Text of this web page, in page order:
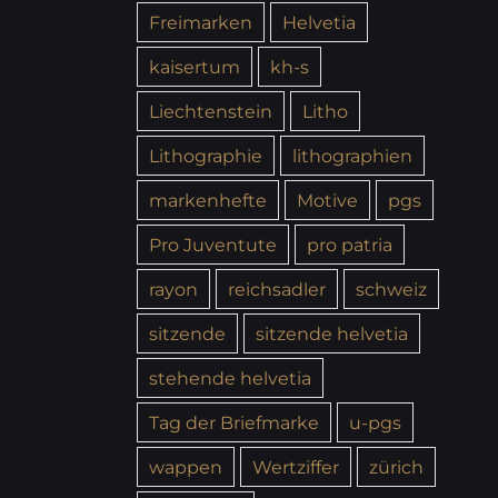
Freimarken
Helvetia
kaisertum
kh-s
Liechtenstein
Litho
Lithographie
lithographien
markenhefte
Motive
pgs
Pro Juventute
pro patria
rayon
reichsadler
schweiz
sitzende
sitzende helvetia
stehende helvetia
Tag der Briefmarke
u-pgs
wappen
Wertziffer zürich